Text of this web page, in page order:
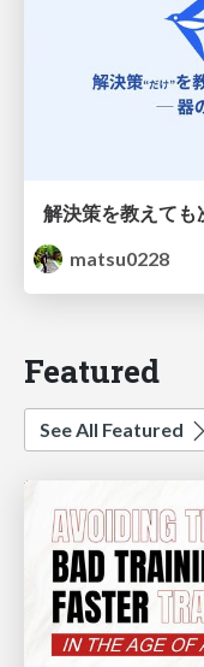
matsu0228
Featured
See All Featured